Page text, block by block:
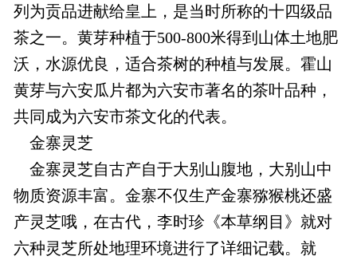
列为贡品进献给皇上，是当时所称的十四级品
茶之一。黄芽种植于500-800米得到山体土地肥
沃，水源优良，适合茶树的种植与发展。霍山
黄芽与六安瓜片都为六安市著名的茶叶品种，
共同成为六安市茶文化的代表。
金寨灵芝
金寨灵芝自古产自于大别山腹地，大别山中
物质资源丰富。金寨不仅生产金寨猕猴桃还盛
产灵芝哦，在古代，李时珍《本草纲目》就对
六种灵芝所处地理环境进行了详细记载。就